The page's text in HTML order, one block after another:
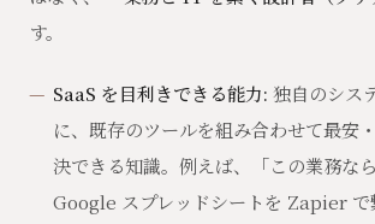
す。
SaaS を目利きできる能力: 独自のシス
に、既存のツールを組み合わせて最安
決できる知識。例えば、「この業務な
Google スプレッドシートを Zapier で